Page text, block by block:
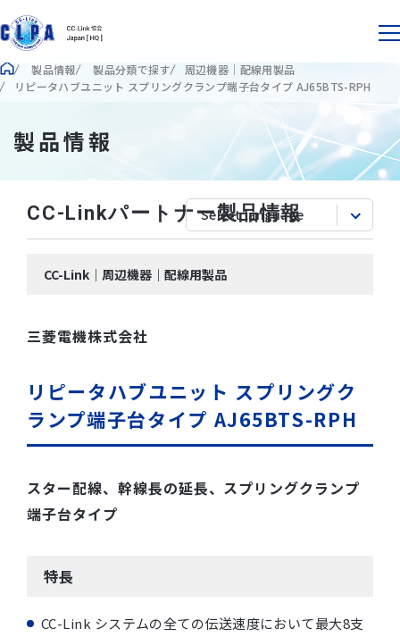
製品情報 製品分類で探す
周辺機器｜配線用製品
リピータハブユニット スプリングクランプ端子台タイプ AJ65BTS-RPH
製品情報
CC-Linkパートナー製品情報
CC-Link｜周辺機器｜配線用製品
三菱電機株式会社
リピータハブユニット スプリングク
ランプ端子台タイプ AJ65BTS-RPH
スター配線、幹線長の延長、スプリングクランプ
端子台タイプ
特長
CC-Link システムの全ての伝送速度において最大8支